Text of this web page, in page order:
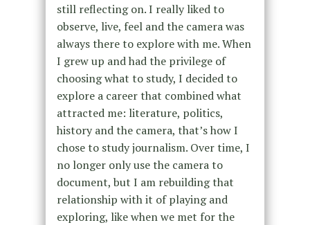
still reflecting on. I really liked to
observe, live, feel and the camera was
always there to explore with me. When
I grew up and had the privilege of
choosing what to study, I decided to
explore a career that combined what
attracted me: literature, politics,
history and the camera, that’s how I
chose to study journalism. Over time, I
no longer only use the camera to
document, but I am rebuilding that
relationship with it of playing and
exploring, like when we met for the